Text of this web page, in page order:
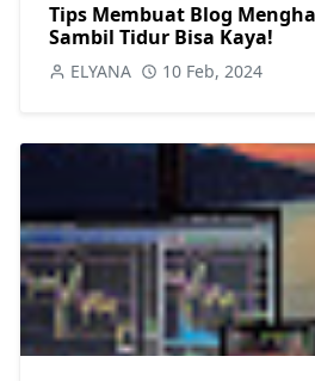
Tips Membuat Blog
Sambil Tidur Bisa Kaya!
ELYANA 10 Feb, 2024